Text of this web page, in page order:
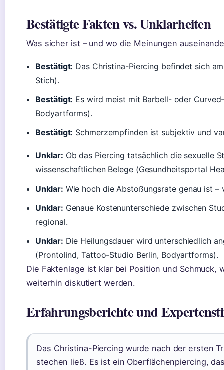
Bestätigte Fakten vs. Unklarheiten
Was sicher ist – und wo die Meinungen
Bestätigt: Das Christina-Piercing befindet sich
Stich).
Bestätigt: Es wird meist mit Barbell- oder
Bodyartforms).
Bestätigt: Schmerzempfinden ist subjektiv und
Unklar: Ob das Piercing tatsächlich die sexuelle
wissenschaftlichen Belege (Gesundheitsportal
Unklar: Wie hoch die Abstoßungsrate genau ist
Unklar: Genaue Kostenunterschiede zwischen
regional.
Unklar: Die Heilungsdauer wird unterschiedlich
(Prontolind, Tattoo-Studio Berlin, Bodyartforms).
Die Faktenlage ist klar bei Position und Schmuck,
weiterhin diskutiert werden.
Erfahrungsberichte und
Das Christina-Piercing wurde nach der ersten
stechen ließ. Es ist ein Oberflächenpiercing,